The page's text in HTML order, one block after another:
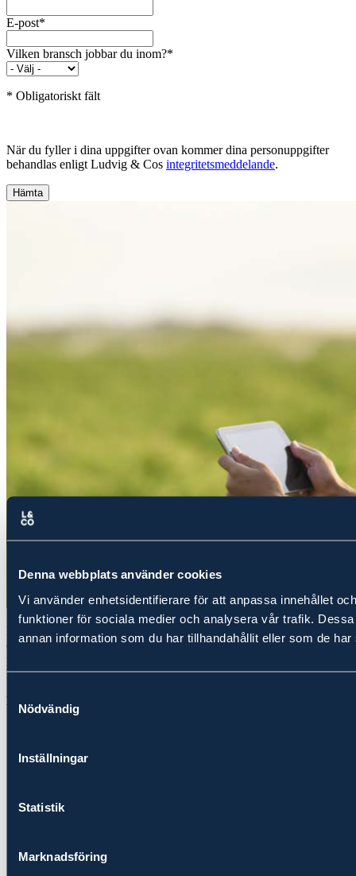
Denna webbplats använder cookies
Vi använder enhetsidentifierare för att anpassa innehållet
funktioner för sociala medier och analysera vår trafik.
annan information som du har tillhandahållit eller som de
Nödvändig
Inställningar
Statistik
Marknadsföring
E-post*
Vilken bransch jobbar du inom?*
* Obligatoriskt fält
När du fyller i dina uppgifter ovan kommer dina personuppgifter
behandlas enligt Ludvig & Cos integritetsmeddelande.
Lantbruket som bransch har klarat sig bra under coronapandemin
och försäljningen av svenska matvaror har ökat. Däremot har
pandemin väckt frågor om hur trygg den svenska
livsmedelsförsörjningen egentligen är.
Ladda ner Lantbruksbarometern och läs mer om:
kvalitet under 2020 upplever lantbrukarna att lönsamheten
negativa konsekvenser på svenskt lantbruk och därmed
Svenska konsumenter har ett fortsatt starkt förtroende för
svenskt lantbruk.